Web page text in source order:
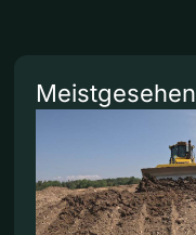
Meistgesehen